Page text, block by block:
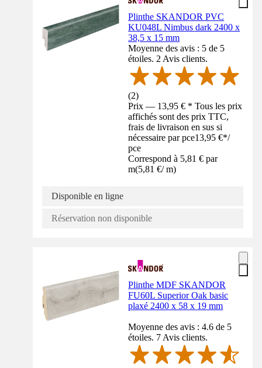
Plinthe SKANDOR PVC
KU048L Nimbus dark 2400 x
38,5 x 15 mm
Moyenne des avis : 5 de 5
étoiles. 2 Avis clients.
(2)
Prix — 13,95 € * Tous les prix
affichés sont des prix TTC,
frais de livraison en sus si
nécessaire par pce13,95 €*/
pce
Correspond à 5,81 € par
m(5,81 €/ m)
Disponible en ligne
Réservation non disponible
Plinthe MDF SKANDOR
FU60L Superior Oak basic
plaxé 2400 x 58 x 19 mm
Moyenne des avis : 4.6 de 5
étoiles. 7 Avis clients.